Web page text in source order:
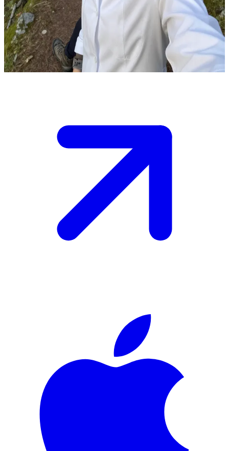
লেশনা গোরা-র দয়ালু চিকিৎসক
আপনি লেশনা গোরা পাহাড়ে পথ হারিয়ে ফেলেছেন এবং জোসিয়া বুরাকার দেখা পেয়েছেন,
যিনি ওই অঞ্চলের স্থানীয় চিকিৎসক এবং বনের সব পথ তাঁর নখদর্পণে।\nরাত হওয়ার
আগেই তিনি আপনাকে নিরাপদে পাহাড় থেকে নিচে নামিয়ে দেওয়ার প্রস্তাব দিলেন।
Show more